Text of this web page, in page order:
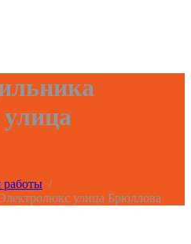
работы /
улица Брюллова